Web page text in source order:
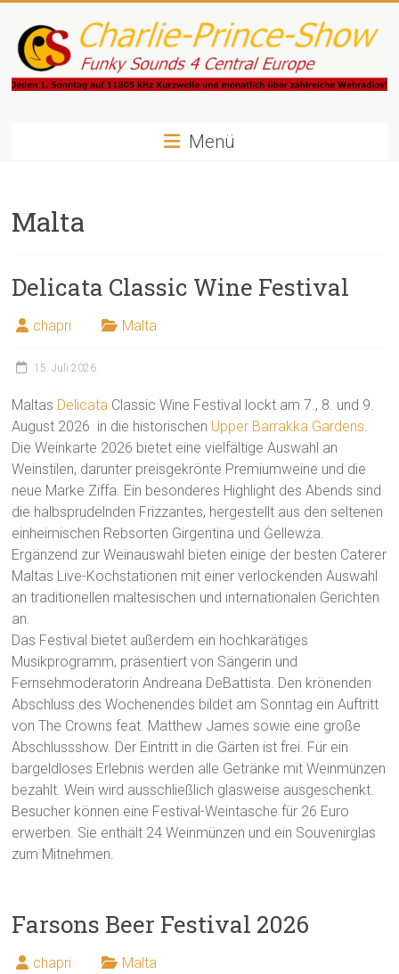
Inhalt
springen
Funky
Central
Menü
Malta
Delicata Classic Wine Festival
chapri Malta
15. Juli 2026
Maltas Delicata Classic Wine Festival lockt am 7., 8. und 9.
August 2026 in die historischen Upper Barrakka Gardens.
Die Weinkarte 2026 bietet eine vielfältige Auswahl an
Weinstilen, darunter preisgekrönte Premiumweine und die
neue Marke Ziffa. Ein besonderes Highlight des Abends sind
die halbsprudelnden Frizzantes, hergestellt aus den seltenen
einheimischen Rebsorten Girgentina und Ġellewża.
Ergänzend zur Weinauswahl bieten einige der besten Caterer
Maltas Live-Kochstationen mit einer verlockenden Auswahl
an traditionellen maltesischen und internationalen Gerichten
an.
Das Festival bietet außerdem ein hochkarätiges
Musikprogramm, präsentiert von Sängerin und
Fernsehmoderatorin Andreana DeBattista. Den krönenden
Abschluss des Wochenendes bildet am Sonntag ein Auftritt
von The Crowns feat. Matthew James sowie eine große
Abschlussshow. Der Eintritt in die Gärten ist frei. Für ein
bargeldloses Erlebnis werden alle Getränke mit Weinmünzen
bezahlt. Wein wird ausschließlich glasweise ausgeschenkt.
Besucher können eine Festival-Weintasche für 26 Euro
erwerben. Sie enthält 24 Weinmünzen und ein Souvenirglas
zum Mitnehmen.
Farsons Beer Festival 2026
chapri Malta